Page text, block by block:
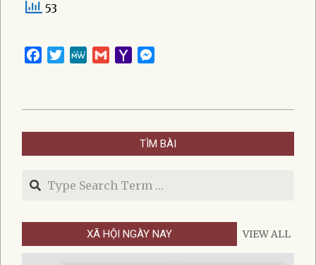
53
Facebook
TwitterMeWeGmailYahoo
19
TÌM BÀI
Search
XÃ HỘI NGÀY NAY VIEW ALL